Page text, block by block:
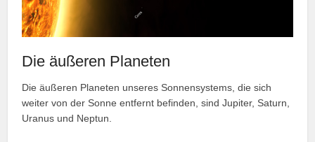
Die äußeren Planeten
Die äußeren Planeten unseres Sonnensystems, die sich
weiter von der Sonne entfernt befinden, sind Jupiter, Saturn,
Uranus und Neptun.